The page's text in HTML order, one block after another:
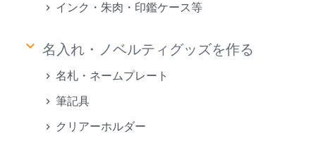
インク・朱肉・印鑑ケース等
keyboard_arrow_down 名入れ・ノベルティグッズを作る
名札・ネームプレート
筆記具
クリアーホルダー